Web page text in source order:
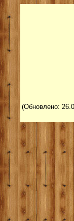
(Обновлено: